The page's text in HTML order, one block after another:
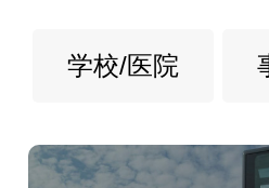
学校/医院